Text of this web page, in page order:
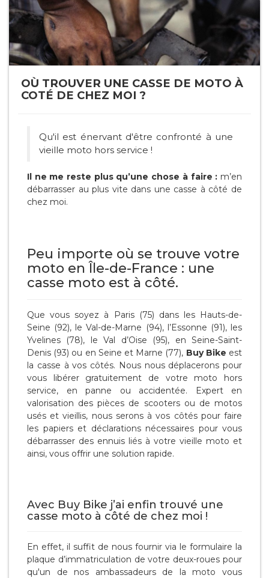
OÙ TROUVER UNE CASSE DE MOTO À
COTÉ DE CHEZ MOI ?
Qu'il est énervant d'être confronté à une
vieille moto hors service !
Il ne me reste plus qu’une chose à faire : m’en
débarrasser au plus vite dans une casse à côté de
chez moi.
Peu importe où se trouve votre
moto en Île-de-France : une
casse moto est à côté.
Que vous soyez à Paris (75) dans les Hauts-de-
Seine (92), le Val-de-Marne (94), l’Essonne (91), les
Yvelines (78), le Val d’Oise (95), en Seine-Saint-
Denis (93) ou en Seine et Marne (77), Buy Bike est
la casse à vos côtés. Nous nous déplacerons pour
vous libérer gratuitement de votre moto hors
service, en panne ou accidentée. Expert en
valorisation des pièces de scooters ou de motos
usés et vieillis, nous serons à vos côtés pour faire
les papiers et déclarations nécessaires pour vous
débarrasser des ennuis liés à votre vieille moto et
ainsi, vous offrir une solution rapide.
Avec Buy Bike j’ai enfin trouvé une
casse moto à côté de chez moi !
En effet, il suffit de nous fournir via le formulaire la
plaque d’immatriculation de votre deux-roues pour
qu'un de nos ambassadeurs de la moto vous